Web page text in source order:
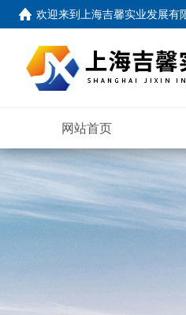
欢迎来到 上海吉馨实业发展有
网站首页